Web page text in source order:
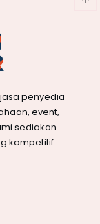
penyedia
event,
sediakan
kompetitif